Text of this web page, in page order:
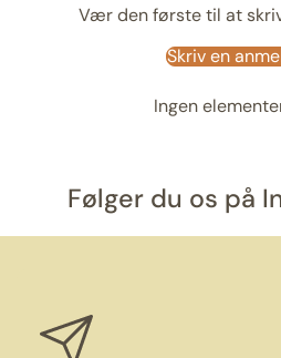
Vær den første til at
Skriv en
Ingen
Følger du os på